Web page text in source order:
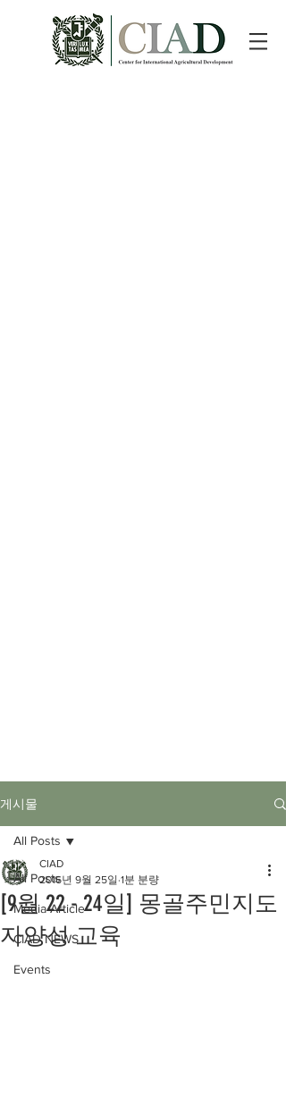
게시물
All Posts
Media Article
CIAD NEWS
Events
All Posts
[9월 22 - 24일] 몽골주민지도
자양성 교육
CIAD
2016년 9월 25일 1분 분량